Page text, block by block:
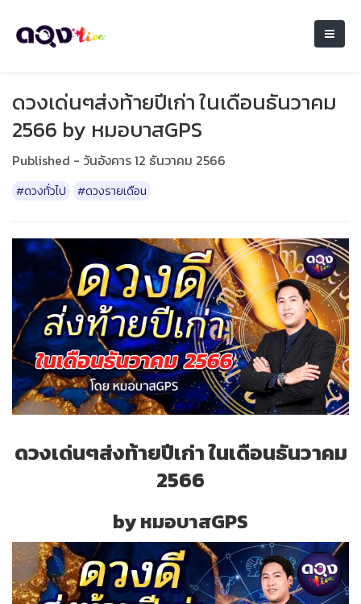
ดวงเด่นๆส่งท้ายปีเก่า ในเดือนธันวาคม
2566 by หมอบาสGPS
Published - วันอังคาร 12 ธันวาคม 2566
#ดวงทั่วไป #ดวงรายเดือน
ดวงเด่นๆส่งท้ายปีเก่า ในเดือนธันวาคม
2566
by หมอบาสGPS